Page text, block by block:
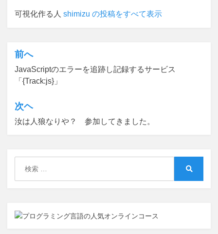
可視化作る人 shimizu の投稿をすべて表示
投
稿
ナ
ビ
ゲ
シ
ョ
ン
前へ
JavaScriptのエラーを追跡し記録するサービス
「{Track:js}」
次ヘ
汝は人狼なりや？ 参加してきました。